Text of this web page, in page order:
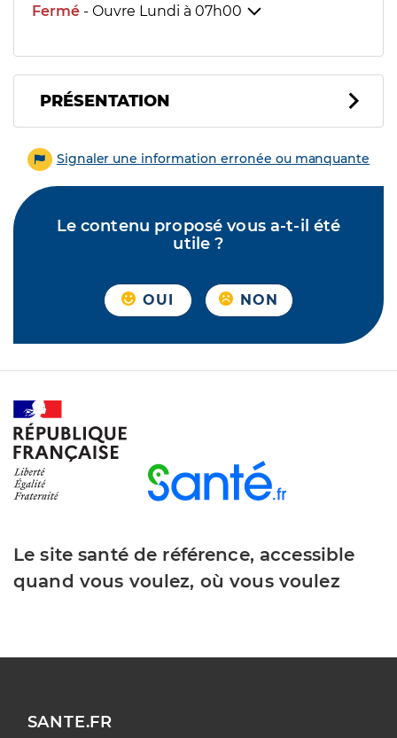
Fermé - Ouvre Lundi à 07h00
PRÉSENTATION
Signaler une information erronée ou manquante
Le contenu proposé vous a-t-il été
utile ?
OUI NON
Le site santé de référence, accessible
quand vous voulez, où vous voulez
SANTE.FR